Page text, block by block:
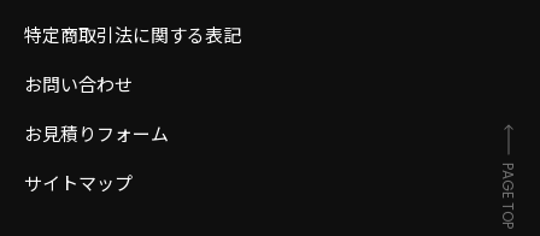
特定商取引法に関する表記
お問い合わせ
お見積りフォーム
サイトマップ
PAGE TOP